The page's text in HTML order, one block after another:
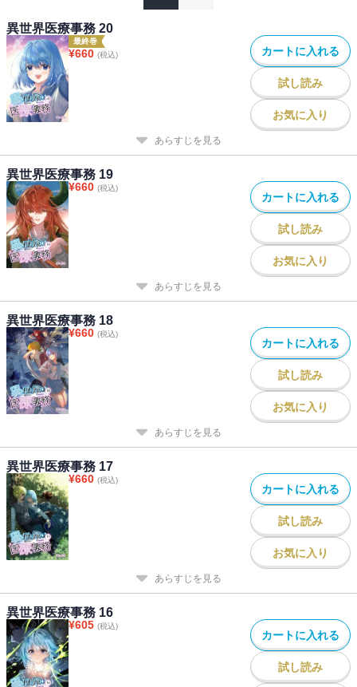
異世界医療事務 20
最終巻
¥660 (税込) カートに入れる
試し読み
お気に入り
あらすじを見る
異世界医療事務 19
¥660 (税込)
カートに入れる
試し読み
お気に入り
あらすじを見る
異世界医療事務 18
¥660 (税込)
カートに入れる
試し読み
お気に入り
あらすじを見る
異世界医療事務 17
¥660 (税込)
カートに入れる
試し読み
お気に入り
あらすじを見る
異世界医療事務 16
¥605 (税込)
カートに入れる
試し読み